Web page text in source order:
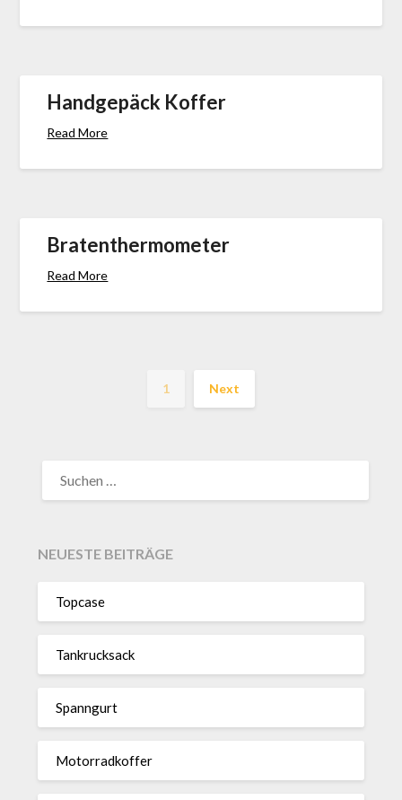
Handgepäck Koffer
Read More
Bratenthermometer
Read More
1 Next
NACH:
NEUESTE BEITRÄGE
Topcase
Tan­kruck­sack
Spann­gurt
Motor­rad­koffer